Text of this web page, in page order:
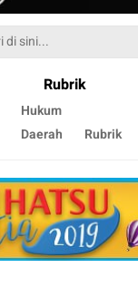
Rubrik
Hukum
Daerah
Rubrik